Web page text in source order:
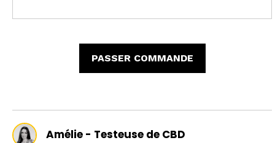
PASSER COMMANDE
Amélie - Testeuse de CBD